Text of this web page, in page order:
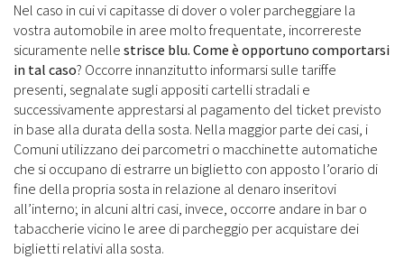
Nel caso in cui vi capitasse di dover o voler parcheggiare la
vostra automobile in aree molto frequentate, incorrereste
sicuramente nellestrisce blu. Come è opportuno comportarsi
in tal caso? Occorre innanzitutto informarsi sulle tariffe
presenti, segnalate sugli appositi cartelli stradali e
successivamente apprestarsi al pagamento del ticket previsto
in base alla durata della sosta. Nella maggior parte dei casi, i
Comuni utilizzano dei parcometri o macchinette automatiche
che si occupano di estrarre un biglietto con apposto l’orario di
fine della propria sosta in relazione al denaro inseritovi
all’interno; in alcuni altri casi, invece, occorre andare in bar o
tabaccherie vicino le aree di parcheggio per acquistare dei
biglietti relativi alla sosta.